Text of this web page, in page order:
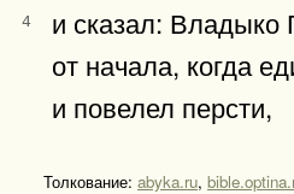
4
и сказал: Владыко
от начала, когда
и повелел персти,
Толкование: abyka.ru,